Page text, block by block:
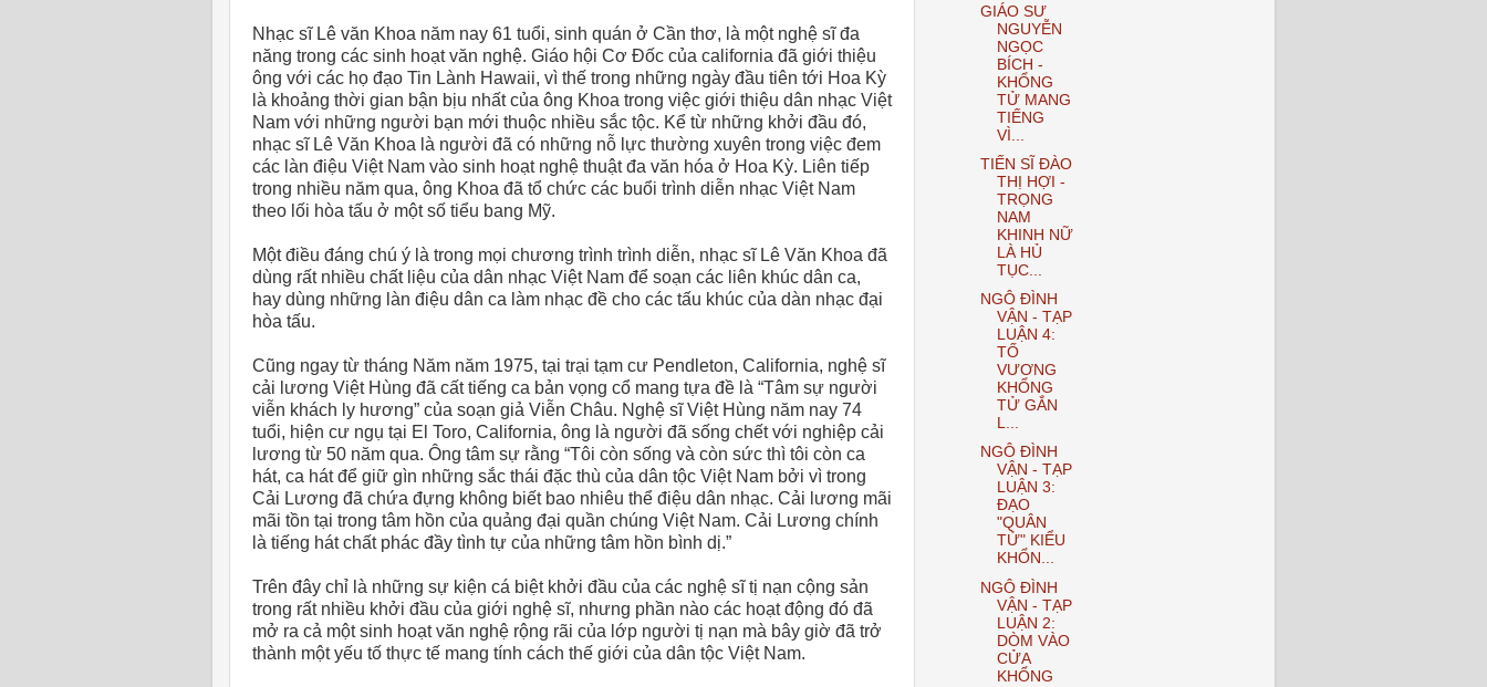
Nhạc sĩ Lê văn Khoa năm nay 61 tuổi, sinh quán ở Cần thơ, là một nghệ sĩ đa
năng trong các sinh hoạt văn nghệ. Giáo hội Cơ Đốc của california đã giới thiệu
ông với các họ đạo Tin Lành Hawaii, vì thế trong những ngày đầu tiên tới Hoa Kỳ
là khoảng thời gian bận bịu nhất của ông Khoa trong việc giới thiệu dân nhạc Việt
Nam với những người bạn mới thuộc nhiều sắc tộc. Kể từ những khởi đầu đó,
nhạc sĩ Lê Văn Khoa là người đã có những nỗ lực thường xuyên trong việc đem
các làn điệu Việt Nam vào sinh hoạt nghệ thuật đa văn hóa ở Hoa Kỳ. Liên tiếp
trong nhiều năm qua, ông Khoa đã tổ chức các buổi trình diễn nhạc Việt Nam
theo lối hòa tấu ở một số tiểu bang Mỹ.
Một điều đáng chú ý là trong mọi chương trình trình diễn, nhạc sĩ Lê Văn Khoa đã
dùng rất nhiều chất liệu của dân nhạc Việt Nam để soạn các liên khúc dân ca,
hay dùng những làn điệu dân ca làm nhạc đề cho các tấu khúc của dàn nhạc đại
hòa tấu.
Cũng ngay từ tháng Năm năm 1975, tại trại tạm cư Pendleton, California, nghệ sĩ
cải lương Việt Hùng đã cất tiếng ca bản vọng cổ mang tựa đề là “Tâm sự người
viễn khách ly hương” của soạn giả Viễn Châu. Nghệ sĩ Việt Hùng năm nay 74
tuổi, hiện cư ngụ tại El Toro, California, ông là người đã sống chết với nghiệp cải
lương từ 50 năm qua. Ông tâm sự rằng “Tôi còn sống và còn sức thì tôi còn ca
hát, ca hát để giữ gìn những sắc thái đặc thù của dân tộc Việt Nam bởi vì trong
Cải Lương đã chứa đựng không biết bao nhiêu thể điệu dân nhạc. Cải lương mãi
mãi tồn tại trong tâm hồn của quảng đại quần chúng Việt Nam. Cải Lương chính
là tiếng hát chất phác đầy tình tự của những tâm hồn bình dị.”
Trên đây chỉ là những sự kiện cá biệt khởi đầu của các nghệ sĩ tị nạn cộng sản
trong rất nhiều khởi đầu của giới nghệ sĩ, nhưng phần nào các hoạt động đó đã
mở ra cả một sinh hoạt văn nghệ rộng rãi của lớp người tị nạn mà bây giờ đã trở
thành một yếu tố thực tế mang tính cách thế giới của dân tộc Việt Nam.
GIÁO SƯ
NGUYỄN
NGỌC
BÍCH -
KHỔNG
TỬ MANG
TIẾNG
VÌ...
TIẾN SĨ ĐÀO
THỊ HỢI -
TRỌNG
NAM
KHINH NỮ
LÀ HỦ
TỤC...
NGÔ ĐÌNH
VẬN - TẠP
LUẬN 4:
TỐ
VƯƠNG
KHỔNG
TỬ GẮN
L...
NGÔ ĐÌNH
VẬN - TẠP
LUẬN 3:
ĐẠO
"QUÂN
TỬ" KIỂU
KHỔN...
NGÔ ĐÌNH
VẬN - TẠP
LUẬN 2:
DÒM VÀO
CỬA
KHỔNG